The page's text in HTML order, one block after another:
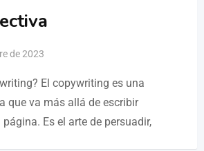
de 2023
El copywriting es una
que va más allá de escribir
Es el arte de persuadir,